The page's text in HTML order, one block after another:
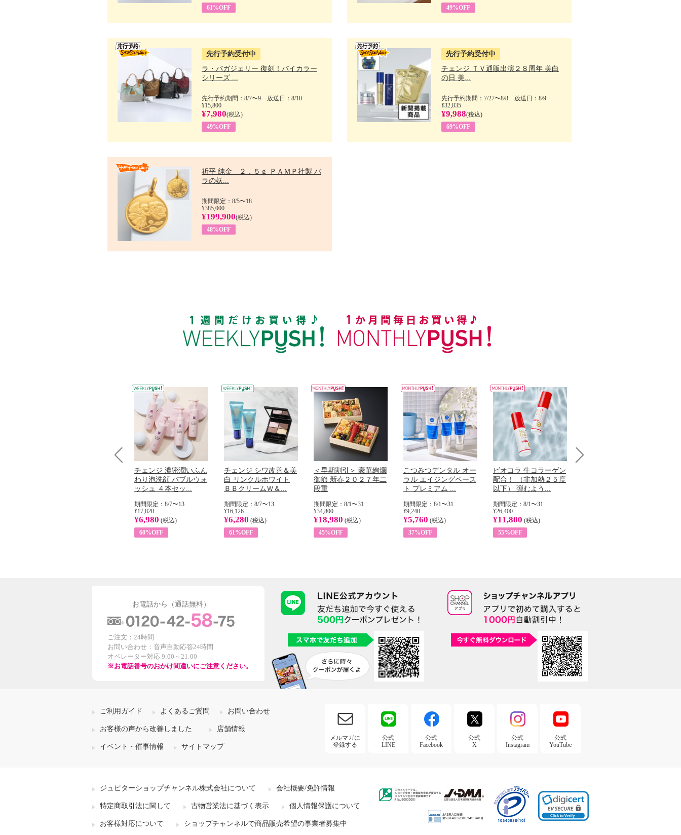
61%OFF
49%OFF
先行予約受付中
ラ・バガジェリー 復刻！バイカラー
シリーズ ...
先行予約期間：8/7〜9 放送日：8/10
¥15,800
¥7,980(税込)
49%OFF
先行予約受付中
チェンジ ＴＶ通販出演２８周年 美白
の日 美...
先行予約期間：7/27〜8/8 放送日：8/9
¥32,835
¥9,988(税込)
69%OFF
祈平 純金 ２．５ｇ ＰＡＭＰ社製 バ
ラの妖...
期間限定：8/5〜18
¥385,000
¥199,900(税込)
48%OFF
チェンジ 濃密潤いふん
わり泡洗顔 バブルウォ
ッシュ ４本セッ...
期間限定：8/7〜13
¥17,820
¥6,980 (税込)
60%OFF
チェンジ シワ改善＆美
白 リンクルホワイト
ＢＢクリームＷ＆...
期間限定：8/7〜13
¥16,126
¥6,280 (税込)
61%OFF
＜早期割引＞ 豪華絢爛
御節 新春２０２７年二
段重
期間限定：8/1〜31
¥34,800
¥18,980 (税込)
45%OFF
こつみつデンタル オー
ラル エイジングペース
ト プレミアム ...
期間限定：8/1〜31
¥9,240
¥5,760 (税込)
37%OFF
ビオコラ 生コラーゲン
配合！ （非加熱２５度
以下） 弾むよう...
期間限定：8/1〜31
¥26,400
¥11,800 (税込)
55%OFF
お電話から（通話無料）
ご注文：24時間
お問い合わせ：音声自動応答24時間
オペレーター対応 9:00～21:00
※お電話番号のおかけ間違いにご注意ください。
ご利用ガイド よくあるご質問 お問い合わせ
お客様の声から改善しました 店舗情報
イベント・催事情報 サイトマップ
メルマガに
登録する
公式
LINE
公式
Facebook
公式
X
公式
Instagram
公式
YouTube
ジュピターショップチャンネル株式会社について 会社概要/免許情報
特定商取引法に関して 古物営業法に基づく表示 個人情報保護について
お客様対応について ショップチャンネルで商品販売希望の事業者募集中